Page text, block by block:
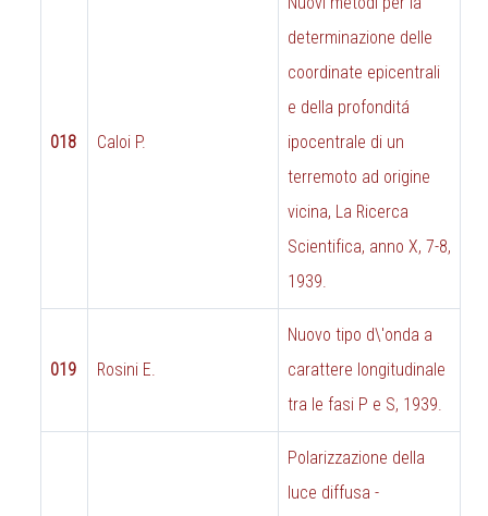
018 Caloi P.
determinazione delle
coordinate epicentrali
e della profonditá
ipocentrale di un
terremoto ad origine
vicina, La Ricerca
Scientifica, anno X, 7-8,
1939.
019 Rosini E.
Nuovo tipo d\'onda a
carattere longitudinale
tra le fasi P e S, 1939.
Polarizzazione della
luce diffusa -